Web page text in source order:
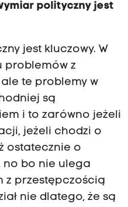
polityczny jest
jest kluczowy. W
problemów z
te problemy w
są
i to zarówno jeżeli
jeżeli chodzi o
ostatecznie o
no bo nie ulega
z przestępczością
nie dlatego, że są